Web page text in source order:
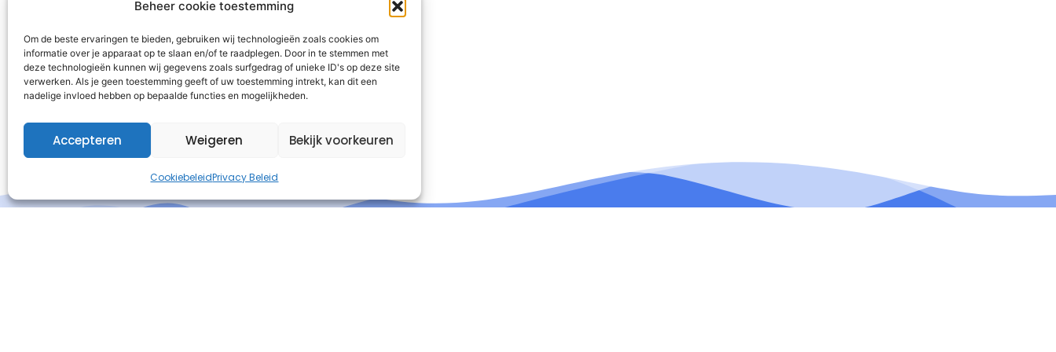
Beheer cookie toestemming
Om de beste ervaringen te bieden, gebruiken wij technologieën zoals cookies om
informatie over je apparaat op te slaan en/of te raadplegen. Door in te stemmen met
deze technologieën kunnen wij gegevens zoals surfgedrag of unieke ID's op deze site
verwerken. Als je geen toestemming geeft of uw toestemming intrekt, kan dit een
nadelige invloed hebben op bepaalde functies en mogelijkheden.
Accepteren Weigeren Bekijk voorkeuren
CookiebeleidPrivacy Beleid